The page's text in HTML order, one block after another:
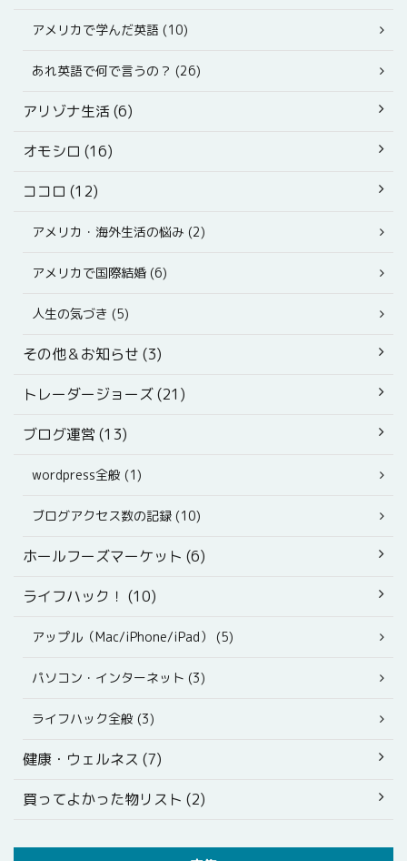
アメリカで学んだ英語 (10)
あれ英語で何で言うの？ (26)
アリゾナ生活 (6)
オモシロ (16)
ココロ (12)
アメリカ・海外生活の悩み (2)
アメリカで国際結婚 (6)
人生の気づき (5)
その他＆お知らせ (3)
トレーダージョーズ (21)
ブログ運営 (13)
wordpress全般 (1)
ブログアクセス数の記録 (10)
ホールフーズマーケット (6)
ライフハック！ (10)
アップル（Mac/iPhone/iPad） (5)
パソコン・インターネット (3)
ライフハック全般 (3)
健康・ウェルネス (7)
買ってよかった物リスト (2)